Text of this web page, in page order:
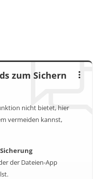
zum Sichern
nicht bietet, hier
vermeiden kannst,
der Dateien-App